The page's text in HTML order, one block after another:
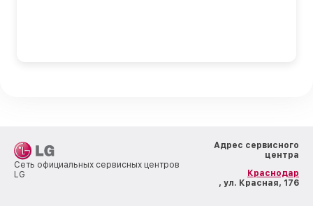
Сеть официальных сервисных центров
LG
Адрес сервисного
центра
Краснодар
, ул. Красная, 176